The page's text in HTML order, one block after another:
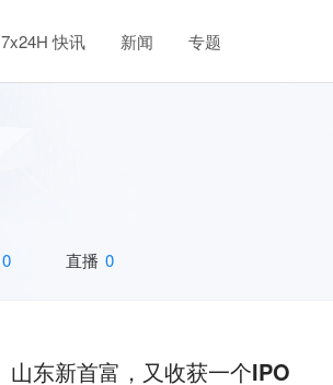
7x24H 快讯 新闻 专题
0 直播 0
山东新首富，又收获一个IPO